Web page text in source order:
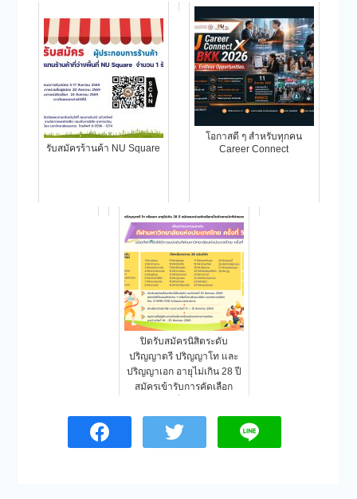
รับสมัครร้านค้า NU Square
โอกาสดี ๆ สำหรับทุกคน
Career Connect
ปิดรับสมัครนิสิตระดับ
ปริญญาตรี ปริญญาโท และ
ปริญญาเอก อายุไม่เกิน 28 ปี
สมัครเข้ารับการคัดเลือก